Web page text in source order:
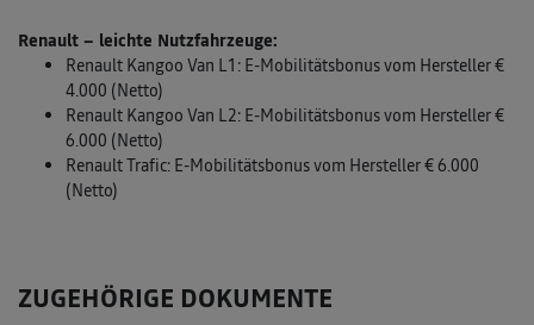
Renault – leichte Nutzfahrzeuge:
Renault Kangoo Van L1: E-Mobilitätsbonus vom Hersteller €
4.000 (Netto)
Renault Kangoo Van L2: E-Mobilitätsbonus vom Hersteller €
6.000 (Netto)
Renault Trafic: E-Mobilitätsbonus vom Hersteller € 6.000
(Netto)
ZUGEHÖRIGE DOKUMENTE